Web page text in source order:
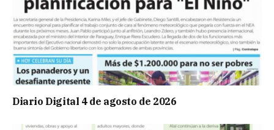
Diario Digital 4 de agosto de 2026